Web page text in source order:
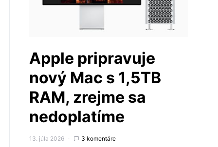
Apple pripravuje
nový Mac s 1,5TB
RAM, zrejme sa
nedoplatíme
13. júla 2026 3 komentáre